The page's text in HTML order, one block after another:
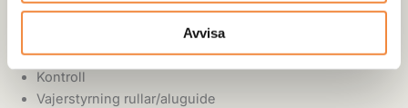
Avvisa
Wire
Kablar
Kontroll
Vajerstyrning rullar/aluguide